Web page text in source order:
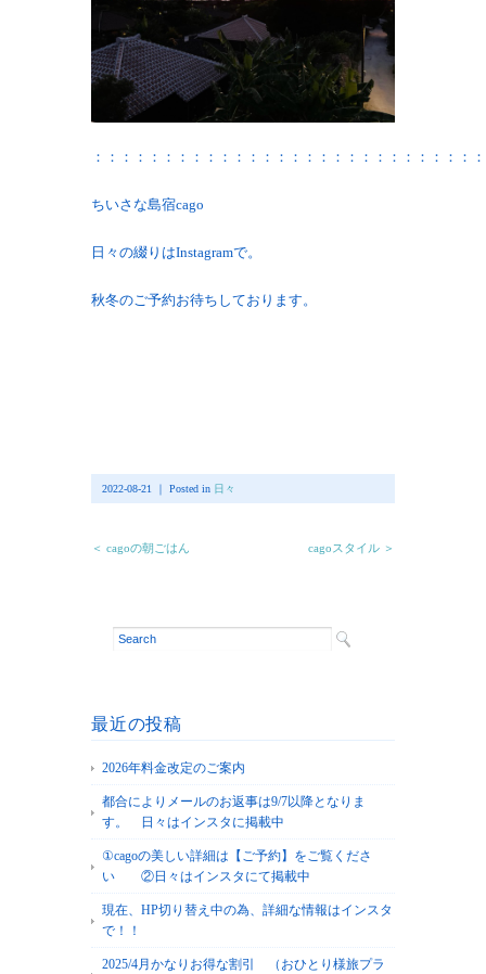
：：：：：：：：：：：：：：：：：：：：：：：：：：：
ちいさな島宿cago
日々の綴りはInstagramで。
秋冬のご予約お待ちしております。
2022-08-21 ｜ Posted in 日々
＜ cagoの朝ごはん cagoスタイル ＞
最近の投稿
2026年料金改定のご案内
都合によりメールのお返事は9/7以降となりま
す。 日々はインスタに掲載中
①cagoの美しい詳細は【ご予約】をご覧くださ
い ②日々はインスタにて掲載中
現在、HP切り替え中の為、詳細な情報はインスタ
で！！
2025/4月かなりお得な割引 （おひとり様旅プラ